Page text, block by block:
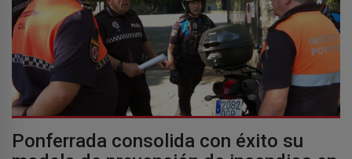
Ponferrada consolida con éxito su